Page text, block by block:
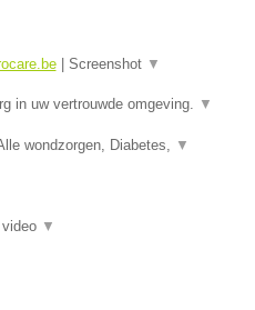
| Screenshot ▼
in uw vertrouwde omgeving. ▼
wondzorgen, Diabetes, ▼
video ▼